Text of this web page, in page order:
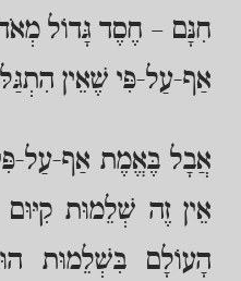
חִנָּם – חֶסֶד גָּדוֹל
אַף-עַל-פִּי שֶׁאֵין
אֲבָל בֶּאֱמֶת אַף-עַל-
אֵין זֶה שְׁלֵמוּת
הָעוֹלָם בִּשְׁלֵמוּת